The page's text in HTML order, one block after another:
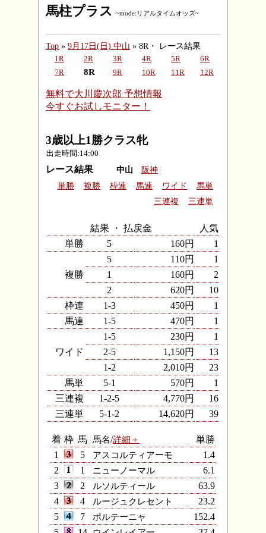
馬柱プラス ~mode:リアルタイムオッズ~
Top » 9月17日(日) 中山 » 8R・ レース結果
1R 2R 3R 4R 5R
6R
7R
8R 9R 10R 11R 12R
無料で大川慶次郎 予想情報
今すぐお試しモニター！
3歳以上1勝クラス牝
出走時間:14:00
レース結果 中山
阪神
単勝
複勝 枠連 馬連 ワイド
馬単
三連複
三連単
結果 ・ 払戻金
人気
単勝
5 160円 1
複勝
5 110円
1
1
160円
2
2
620円
10
枠連
1-3 450円
1
馬連
1-5 470円 1
ワイド
1-5 230円
1
2-5
1,150円
13
1-2
2,010円
23
馬単
5-1 570円
1
三連複
1-2-5 4,770円
16
三連単
5-1-2 14,620円 39
着 枠 馬 馬名/詳細＋
単勝
1
5 アスコルティアーモ
1.4
2
1 ニューノーマル
6.1
3
2 ルソルティール
63.9
4
4 ルージュクレセント
23.2
5
7 ポルテーニャ
152.4